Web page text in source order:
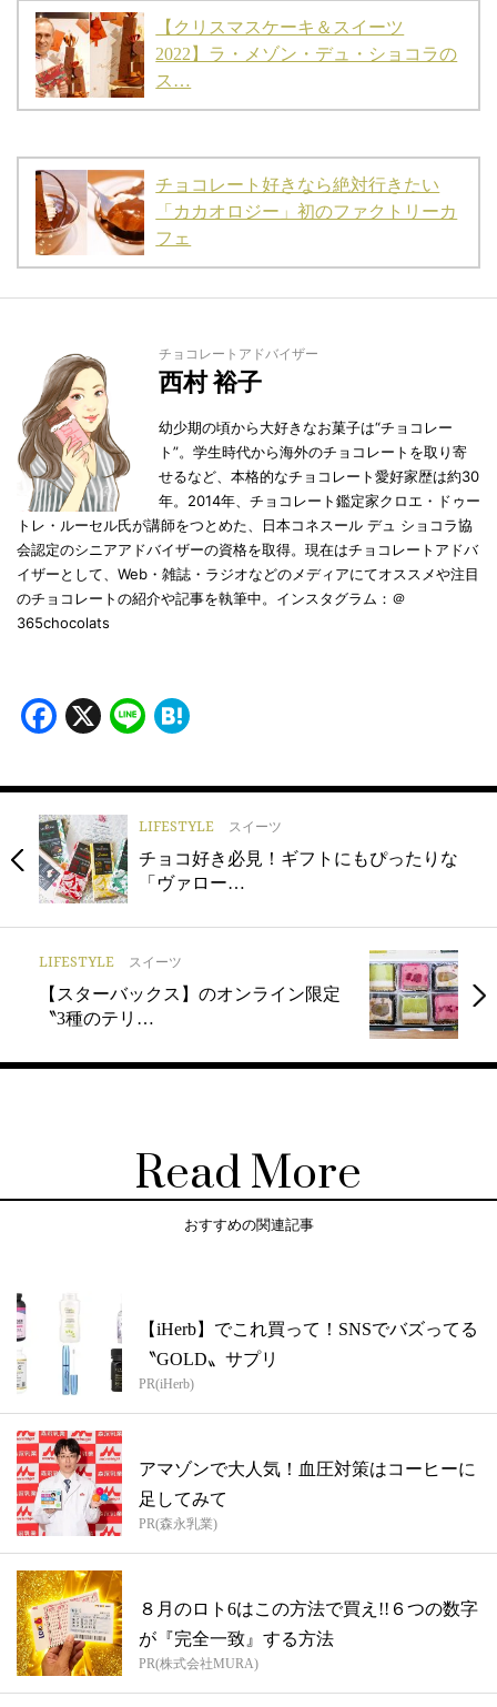
【クリスマスケーキ＆スイーツ
2022】ラ・メゾン・デュ・ショコラの
ス…
チョコレート好きなら絶対行きたい
「カカオロジー」初のファクトリーカ
フェ
チョコレートアドバイザー
西村 裕子
幼少期の頃から大好きなお菓子は“チョコレー
ト”。学生時代から海外のチョコレートを取り寄
せるなど、本格的なチョコレート愛好家歴は約30
年。2014年、チョコレート鑑定家クロエ・ドゥー
トレ・ルーセル氏が講師をつとめた、日本コネスール デュ ショコラ協
会認定のシニアアドバイザーの資格を取得。現在はチョコレートアドバ
イザーとして、Web・雑誌・ラジオなどのメディアにてオススメや注目
のチョコレートの紹介や記事を執筆中。インスタグラム：＠
365chocolats
Facebook
X Line
LIFESTYLE スイーツ
チョコ好き必見！ギフトにもぴったりな
「ヴァロー…
LIFESTYLE スイーツ
【スターバックス】のオンライン限定
〝3種のテリ…
Read More
おすすめの関連記事
【iHerb】でこれ買って！SNSでバズってる
〝GOLD〟サプリ
PR(iHerb)
アマゾンで大人気！血圧対策はコーヒーに
足してみて
PR(森永乳業)
８月のロト6はこの方法で買え!!６つの数字
が『完全一致』する方法
PR(株式会社MURA)